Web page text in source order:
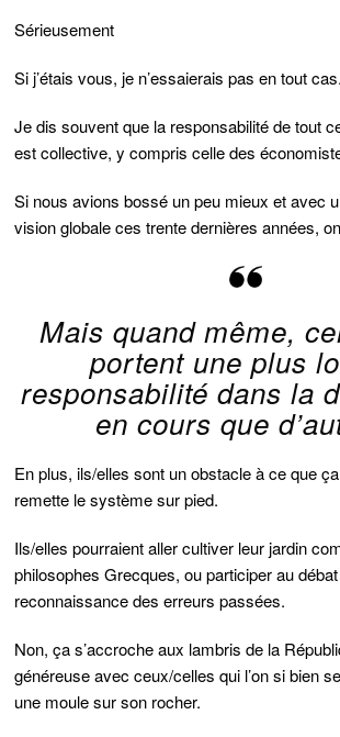
Sérieusement
Si j’étais vous, je n’essaierais pas en tout cas.
Je dis souvent que la responsabilité de tout
est collective, y compris celle des
Si nous avions bossé un peu mieux et avec
vision globale ces trente dernières années,
Mais quand même,
portent une plus
responsabilité dans la
en cours que
En plus, ils/elles sont un obstacle à ce que
remette le système sur pied.
Ils/elles pourraient aller cultiver leur jardin
philosophes Grecques, ou participer au
reconnaissance des erreurs passées.
Non, ça s’accroche aux lambris de la
généreuse avec ceux/celles qui l’on si bien
une moule sur son rocher.